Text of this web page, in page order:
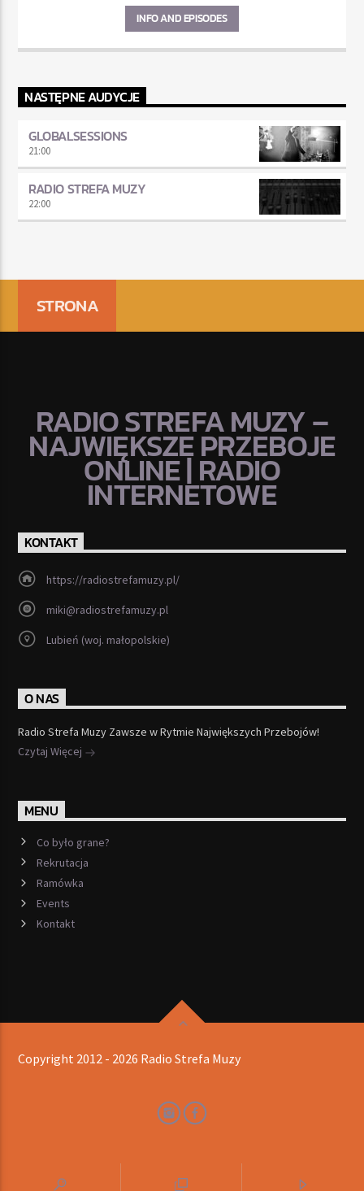
INFO AND EPISODES
NASTĘPNE AUDYCJE
GLOBALSESSIONS
21:00
RADIO STREFA MUZY
22:00
STRONA
RADIO STREFA MUZY –
NAJWIĘKSZE PRZEBOJE
ONLINE | RADIO
INTERNETOWE
KONTAKT
https://radiostrefamuzy.pl/
miki@radiostrefamuzy.pl
Lubień (woj. małopolskie)
O NAS
Radio Strefa Muzy Zawsze w Rytmie Największych Przebojów!
Czytaj Więcej
MENU
Co było grane?
Rekrutacja
Ramówka
Events
Kontakt
Copyright 2012 - 2026 Radio Strefa Muzy